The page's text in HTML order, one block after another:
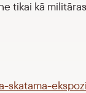
tikai kā
skatama-